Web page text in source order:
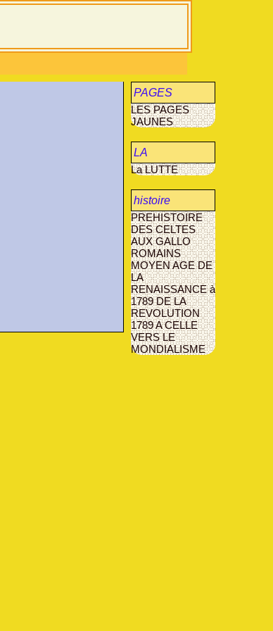
PAGES
JAUNES
LES PAGES
JAUNES
LA
MUCOVISCIDOSE
La LUTTE
histoire
agriculture
AVANT- LES-
MARCILLY
PREHISTOIRE
DES CELTES
AUX GALLO
ROMAINS
MOYEN AGEDE
LA
RENAISSANCE à
1789DE LA
REVOLUTION
1789 A CELLE
VERS LE
MONDIALISME